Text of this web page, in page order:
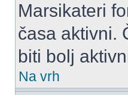
Marsikateri
časa aktivni.
biti bolj
Na vrh